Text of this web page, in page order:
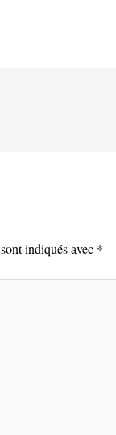
indiqués avec *